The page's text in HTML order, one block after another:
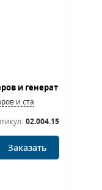
и стартеров
02.004.15
Заказать